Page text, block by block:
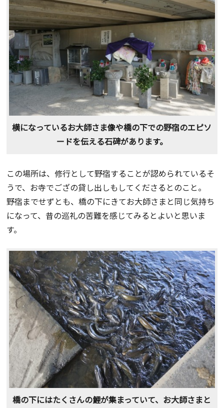
横になっているお大師さま像や橋の下での野宿のエピソ
ードを伝える石碑があります。
この場所は、修行として野宿することが認められているそ
うで、お寺でござの貸し出しもしてくださるとのこと。
野宿までせずとも、橋の下にきてお大師さまと同じ気持ち
になって、昔の巡礼の苦難を感じてみるとよいと思いま
す。
橋の下にはたくさんの鯉が集まっていて、お大師さまと